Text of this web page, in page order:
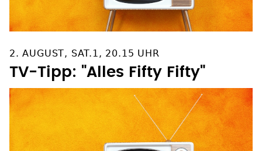
2. AUGUST, SAT.1, 20.15 UHR
TV-Tipp: "Alles Fifty Fifty"